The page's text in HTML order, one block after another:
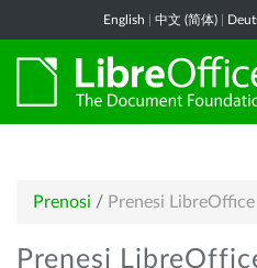
English 中文 (简体)
Prenosi / Prenesi LibreOffice
Prenesi